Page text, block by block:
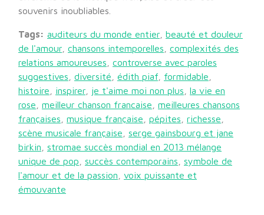
souvenirs inoubliables.
Tags: auditeurs du monde entier beauté et douleur
de l'amour chansons intemporelles
complexités des
relations amoureuses
controverse avec paroles
suggestives
diversité édith piaf formidable
histoire
inspirer je t'aime moi non plus
la vie en
rose
meilleur chanson francaise
meilleures chansons
françaises
musique française pépites richesse
scène musicale française
serge gainsbourg et jane
birkin
stromae succès mondial en 2013 mélange
unique de pop
succès contemporains
symbole de
l'amour et de la passion
voix puissante et
émouvante